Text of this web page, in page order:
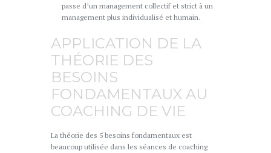
passe d’un management collectif et strict à un
management plus individualisé et humain.
APPLICATION DE LA
THÉORIE DES
BESOINS
FONDAMENTAUX AU
COACHING DE VIE
La théorie des 5 besoins fondamentaux est
beaucoup utilisée dans les séances de coaching